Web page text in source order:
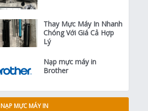
Thay Mực Máy In Nhanh
Chóng Với Giá Cả Hợp
Lý
Nạp mực máy in
Brother
NẠP MỰC MÁY IN